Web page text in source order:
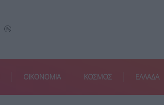
ΟΙΚΟΝΟΜΙΑ ΚΟΣΜΟΣ ΕΛΛΑΔΑ